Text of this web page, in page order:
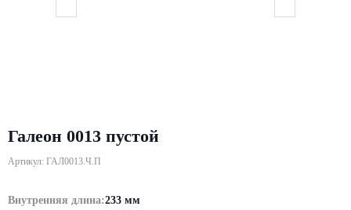
Галеон 0013 пустой
Артикул: ГАЛ0013.Ч.П
Внутренняя длина:233 мм